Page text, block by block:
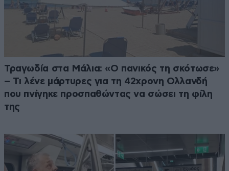
Τραγωδία στα Μάλια: «Ο πανικός τη σκότωσε»
– Τι λένε μάρτυρες για τη 42χρονη Ολλανδή
που πνίγηκε προσπαθώντας να σώσει τη φίλη
της